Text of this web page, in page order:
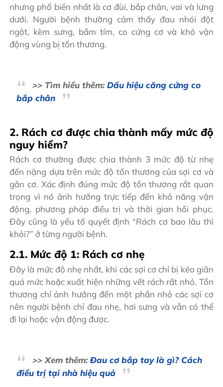
nhưng phổ biến nhất là cơ đùi, bắp chân, vai và lưng
dưới. Người bệnh thường cảm thấy đau nhói đột
ngột, kèm sưng, bầm tím, co cứng cơ và khó vận
động vùng bị tổn thương.
>> Tìm hiểu thêm:Dấu hiệu căng cứng co
bắp chân
2. Rách cơ được chia thành mấy mức độ
nguy hiểm?
Rách cơ thường được chia thành 3 mức độ từ nhẹ
đến nặng dựa trên mức độ tổn thương của sợi cơ và
gân cơ. Xác định đúng mức độ tổn thương rất quan
trọng vì nó ảnh hưởng trực tiếp đến khả năng vận
động, phương pháp điều trị và thời gian hồi phục.
Đây cũng là yếu tố quyết định “Rách cơ bao lâu thì
khỏi?” ở từng người bệnh.
2.1. Mức độ 1: Rách cơ nhẹ
Đây là mức độ nhẹ nhất, khi các sợi cơ chỉ bị kéo giãn
quá mức hoặc xuất hiện những vết rách rất nhỏ. Tổn
thương chỉ ảnh hưởng đến một phần nhỏ các sợi cơ
nên người bệnh chỉ đau nhẹ, hơi sưng và vẫn có thể
đi lại hoặc vận động được.
>> Xem thêm:Đau cơ bắp tay là gì? Cách
điều trị tại nhà hiệu quả